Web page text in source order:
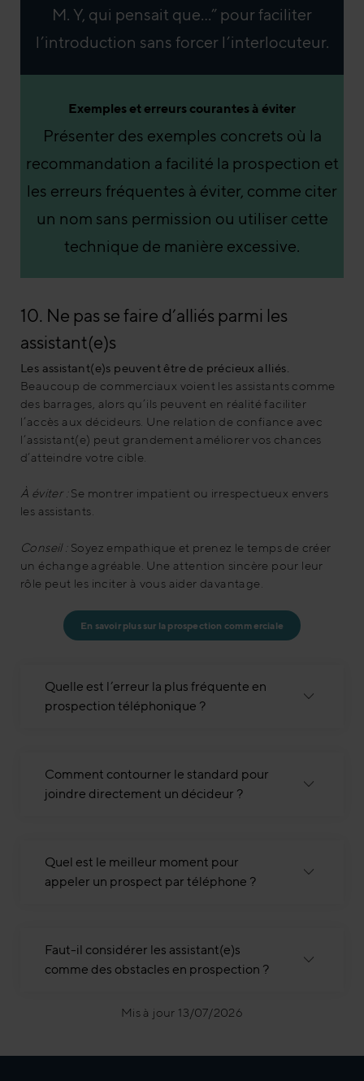
M. Y, qui pensait que…” pour faciliter
l’introduction sans forcer l’interlocuteur.
Exemples et erreurs courantes à éviter
Présenter des exemples concrets où la
recommandation a facilité la prospection et
les erreurs fréquentes à éviter, comme citer
un nom sans permission ou utiliser cette
technique de manière excessive.
10. Ne pas se faire d’alliés parmi les
assistant(e)s
Les assistant(e)s peuvent être de précieux alliés.
Beaucoup de commerciaux voient les assistants comme
des barrages, alors qu’ils peuvent en réalité faciliter
l’accès aux décideurs. Une relation de confiance avec
l’assistant(e) peut grandement améliorer vos chances
d’atteindre votre cible.
À éviter : Se montrer impatient ou irrespectueux envers
les assistants.
Conseil :Soyez empathique et prenez le temps de créer
un échange agréable. Une attention sincère pour leur
rôle peut les inciter à vous aider davantage.
En savoir plus sur la prospection commerciale
Quelle est l’erreur la plus fréquente en
prospection téléphonique ?
Comment contourner le standard pour
joindre directement un décideur ?
Quel est le meilleur moment pour
appeler un prospect par téléphone ?
Faut-il considérer les assistant(e)s
comme des obstacles en prospection ?
Mis à jour 13/07/2026